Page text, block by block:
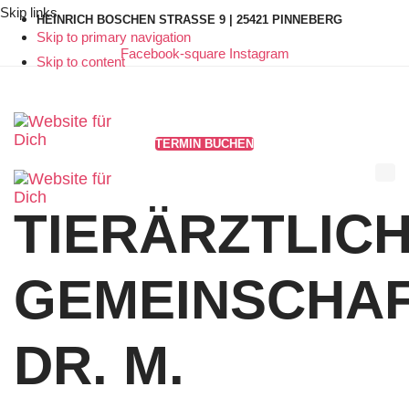
Skip links
Skip to primary navigation
Skip to content
HEINRICH BOSCHEN STRASSE 9 | 25421 PINNEBERG
Facebook-square Instagram
TERMIN BUCHEN
DR. M.